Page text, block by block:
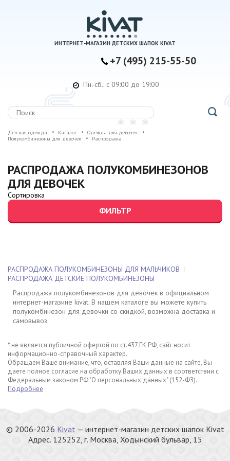
ИНТЕРНЕТ-МАГАЗИН ДЕТСКИХ ШАПОК KIVAT
+7 (495) 215-55-50
Пн.-сб.: с 09:00 до 19:00
Детская одежда Каталог
Одежда для девочек
Полукомбинезоны для девочек
Распродажа
РАСПРОДАЖА ПОЛУКОМБИНЕЗОНОВ
ДЛЯ ДЕВОЧЕК
Сортировка
ФИЛЬТР
РАСПРОДАЖА ПОЛУКОМБИНЕЗОНЫ ДЛЯ МАЛЬЧИКОВ
РАСПРОДАЖА ДЕТСКИЕ ПОЛУКОМБИНЕЗОНЫ
Распродажа полукомбинезонов для девочек в официальном
интернет-магазине kivat. В нашем каталоге вы можете купить
полукомбинезон для девочки со скидкой, возможна доставка и
самовывоз.
* не является публичной офертой по ст.437 ГК РФ, сайт носит
информационно-справочный характер.
Обращаем Ваше внимание, что, оставляя Ваши данные на сайте, Вы
даете полное согласие на обработку Ваших данных в соответствии с
Федеральным законом РФ "О персональных данных" (152-ФЗ).
Подробнее
© 2006-2026 Kivat — интернет-магазин детских шапок Kivat
Адрес. 125252, г. Москва, Ходынский бульвар, 15